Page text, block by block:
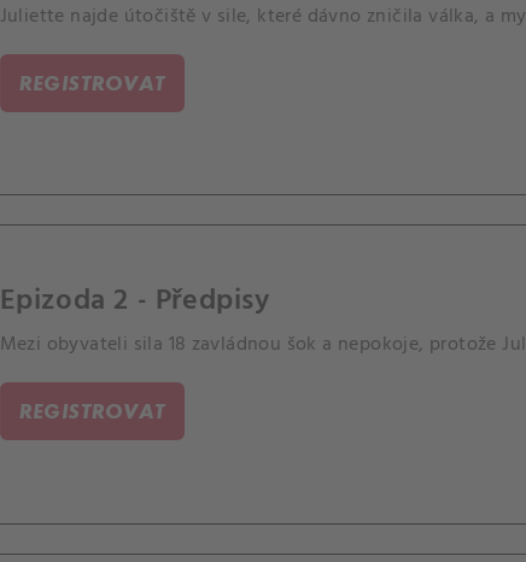
Juliette najde útočiště v sile, které dávno zničila válka, a
REGISTROVAT
Epizoda 2 - Předpisy
Mezi obyvateli sila 18 zavládnou šok a nepokoje, protože
REGISTROVAT